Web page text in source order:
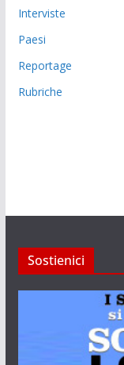
Interviste
Paesi
Reportage
Rubriche
Sostienici